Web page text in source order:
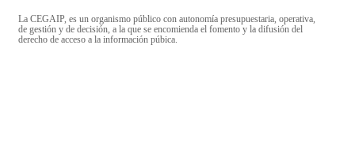
La CEGAIP, es un organismo público con autonomía presupuestaria, operativa,
de gestión y de decisión, a la que se encomienda el fomento y la difusión del
derecho de acceso a la información púbica.